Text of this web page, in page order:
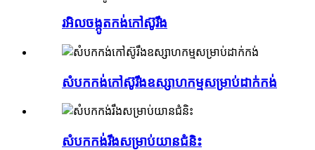
រអិលចង្កូតកង់កៅស៊ូរឹង
សំបកកង់កៅស៊ូរឹងឧស្សាហកម្មសម្រាប់ដាក់កង់
សំបកកង់រឹងសម្រាប់យានជំនិះ